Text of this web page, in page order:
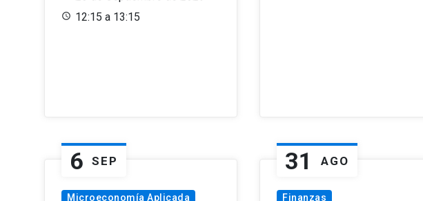
12:15 a 13:15
6 SEP
Microeconomía Aplicada
31 AGO
Finanzas